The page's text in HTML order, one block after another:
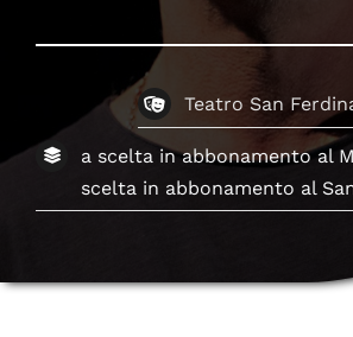
Teatro San
a scelta in abbonamento al
scelta in abbonamento al